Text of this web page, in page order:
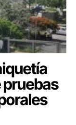
pruebas